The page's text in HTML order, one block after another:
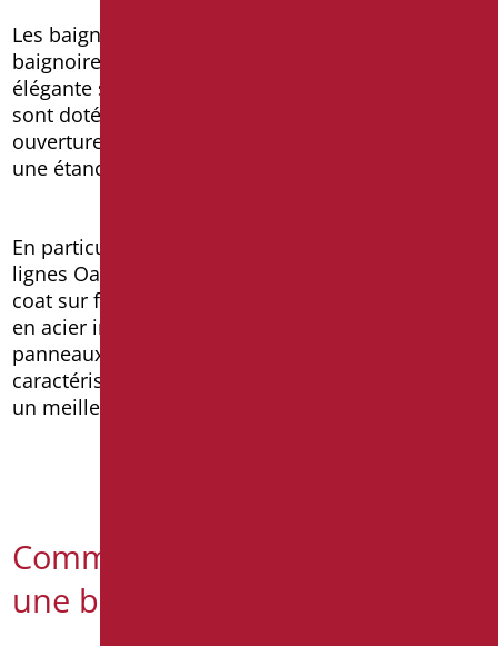
Les baignoires pour personnes âgées et les
baignoires pour personnes PMR de cette
élégante série Goman pour la salle de bains
sont dotées d’une porte facile à utiliser avec une
ouverture pratique vers l’intérieur qui garantit
une étanchéité parfaite même dans le temps.
En particulier, les baignoires avec portes des
lignes Oasis et Doorex ont une structure en gel
coat sur fibre de verre, un châssis autoportant
en acier inoxydable, des pieds réglables et des
panneaux facilement amovibles. Cette dernière
caractéristique permet un meilleur entretien et
un meilleur nettoyage.
Comment utiliser
une baignoire avec une porte